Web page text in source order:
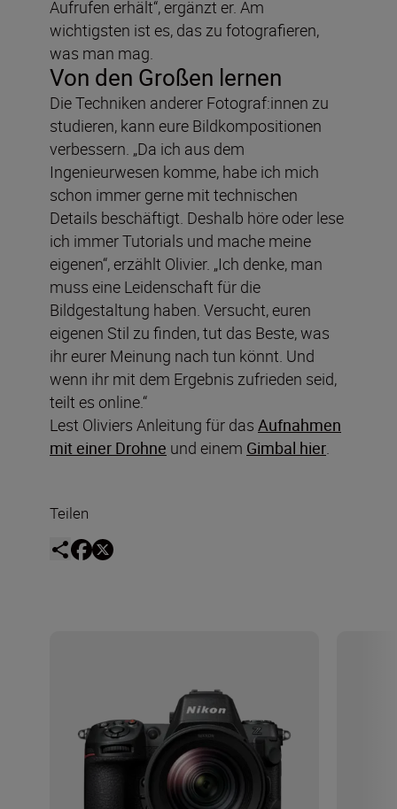
Aufrufen erhält“, ergänzt er. Am
wichtigsten ist es, das zu fotografieren,
was man mag.
Von den Großen lernen
Die Techniken anderer Fotograf:innen zu
studieren, kann eure Bildkompositionen
verbessern. „Da ich aus dem
Ingenieurwesen komme, habe ich mich
schon immer gerne mit technischen
Details beschäftigt. Deshalb höre oder lese
ich immer Tutorials und mache meine
eigenen“, erzählt Olivier. „Ich denke, man
muss eine Leidenschaft für die
Bildgestaltung haben. Versucht, euren
eigenen Stil zu finden, tut das Beste, was
ihr eurer Meinung nach tun könnt. Und
wenn ihr mit dem Ergebnis zufrieden seid,
teilt es online.“
Lest Oliviers Anleitung für das Aufnahmen
mit einer Drohne und einem Gimbal hier
Teilen